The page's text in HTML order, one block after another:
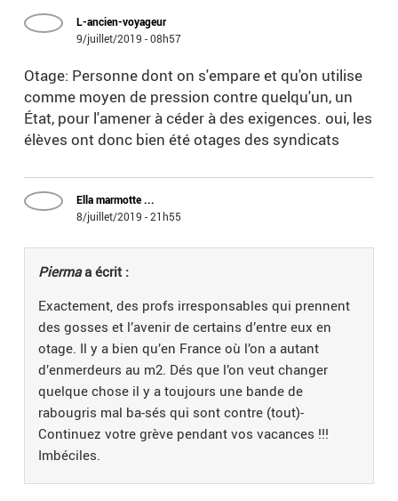
L-ancien-voyageur
9/juillet/2019 - 08h57
Otage: Personne dont on s'empare et qu'on utilise
comme moyen de pression contre quelqu'un, un
État, pour l'amener à céder à des exigences. oui, les
élèves ont donc bien été otages des syndicats
Ella marmotte ...
8/juillet/2019 - 21h55
Piermaa écrit :
Exactement, des profs irresponsables qui prennent
des gosses et l’avenir de certains d’entre eux en
otage. Il y a bien qu’en France où l’on a autant
d’enmerdeurs au m2. Dés que l’on veut changer
quelque chose il y a toujours une bande de
rabougris mal ba-sés qui sont contre (tout)-
Continuez votre grève pendant vos vacances !!!
Imbéciles.